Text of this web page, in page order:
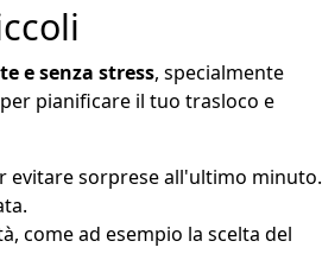
e senza stress, specialmente
pianificare il tuo trasloco e
evitare sorprese all'ultimo minuto.
come ad esempio la scelta del